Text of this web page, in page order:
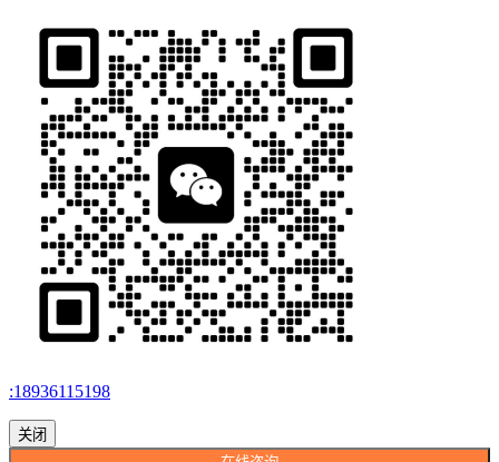
:18936115198
关闭